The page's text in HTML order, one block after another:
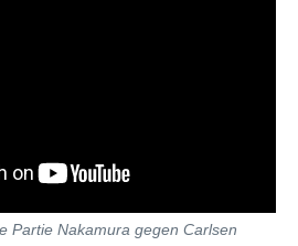
Partie Nakamura gegen Carlsen